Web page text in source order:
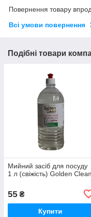
Повернення товару
Всі умови повернення
Подібні товари
Мийний засіб для посуду
1 л (свіжість) Golden Clean
55 ₴
Купити